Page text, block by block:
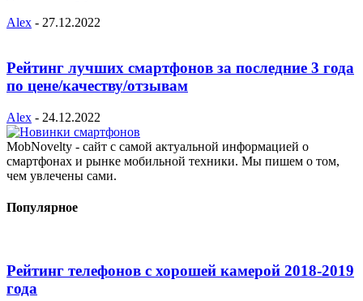
Alex - 27.12.2022
Рейтинг лучших смартфонов за последние 3 года
по цене/качеству/отзывам
Alex - 24.12.2022
MobNovelty - сайт с самой актуальной информацией о
смартфонах и рынке мобильной техники. Мы пишем о том,
чем увлечены сами.
Популярное
Рейтинг телефонов с хорошей камерой 2018-2019
года